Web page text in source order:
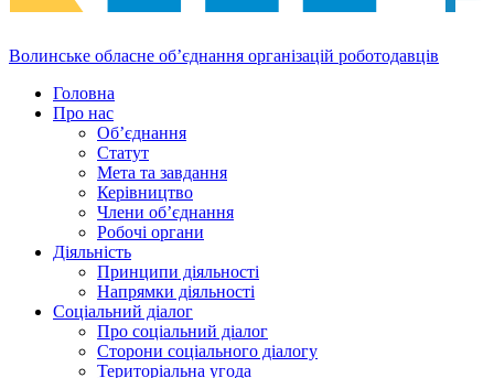
Волинське обласне об’єднання організацій роботодавців
Головна
Про нас
Об’єднання
Статут
Мета та завдання
Керівництво
Члени об’єднання
Робочі органи
Діяльність
Принципи діяльності
Напрямки діяльності
Соціальний діалог
Про соціальний діалог
Сторони соціального діалогу
Територіальна угода